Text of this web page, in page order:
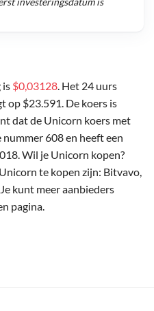
is $0,03128. Het 24 uurs
op $23.591. De koers is
dat de Unicorn koers met
nummer 608 en heeft een
Wil je Unicorn kopen?
te kopen zijn: Bitvavo,
kunt meer aanbieders
pagina.